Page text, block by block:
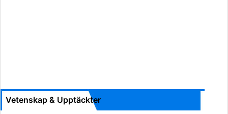
Vetenskap & Upptäckter